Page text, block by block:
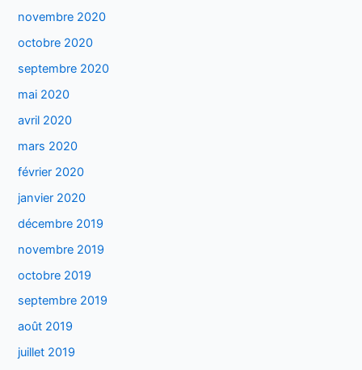
novembre 2020
octobre 2020
septembre 2020
mai 2020
avril 2020
mars 2020
février 2020
janvier 2020
décembre 2019
novembre 2019
octobre 2019
septembre 2019
août 2019
juillet 2019